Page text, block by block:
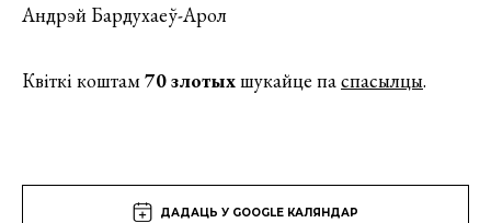
Андрэй Бардухаеў-Арол
Квіткі коштам70 злотыхшукайце паспасылцы.
ДАДАЦЬ У GOOGLE КАЛЯНДАР